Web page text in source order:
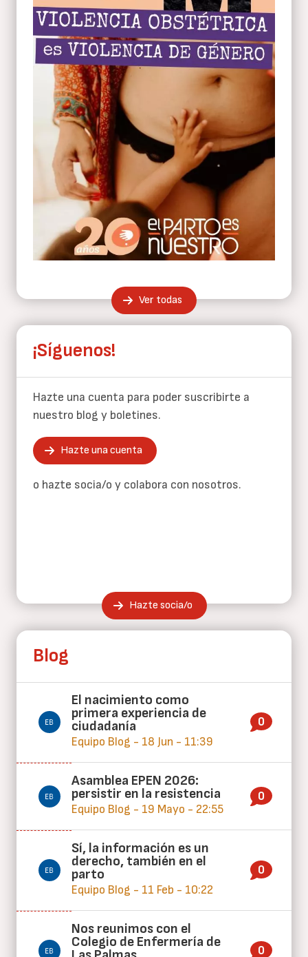
Ver todas
¡Síguenos!
Hazte una cuenta para poder suscribirte a
nuestro blog y boletines.
Hazte una cuenta
o hazte socia/o y colabora con nosotros.
Hazte socia/o
Blog
El nacimiento como
primera experiencia de
ciudadanía
Equipo Blog - 18 Jun - 11:39
0
Asamblea EPEN 2026:
persistir en la resistencia
Equipo Blog - 19 Mayo - 22:55
0
Sí, la información es un
derecho, también en el
parto
Equipo Blog - 11 Feb - 10:22
0
Nos reunimos con el
Colegio de Enfermería de
0